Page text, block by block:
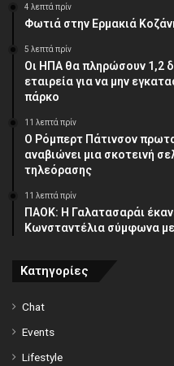
4 λεπτά πρίν
Φωτιά στην Ερμακιά
5 λεπτά πρίν
Οι ΗΠΑ θα πληρώσουν 1,2
εταιρεία για να μην
πάρκο
11 λεπτά πρίν
Ο Ρόμπερτ Πάτινσον
αναβιώνει μια σκοτεινή
τηλεόρασης
11 λεπτά πρίν
ΠΑΟΚ: Η Γαλατασαράι
Κωνσταντέλια σύμφωνα
Κατηγορίες
Chat
Events
Lifestyle